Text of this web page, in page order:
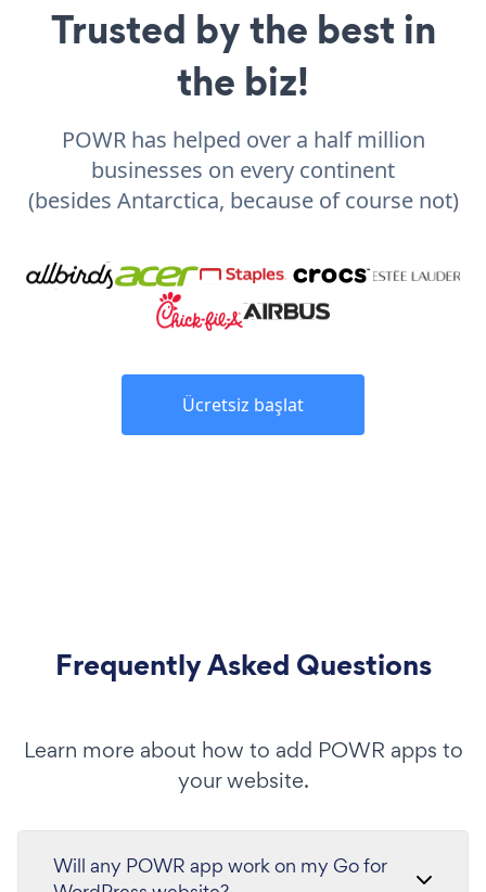
Trusted by the best in
the biz!
POWR has helped over a half million
businesses on every continent
(besides Antarctica, because of course not)
Ücretsiz başlat
Frequently Asked Questions
Learn more about how to add POWR apps to
your website.
Will any POWR app work on my Go for